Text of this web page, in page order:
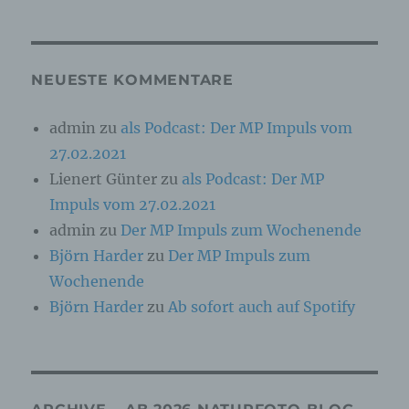
NEUESTE KOMMENTARE
admin zu als Podcast: Der MP Impuls vom
27.02.2021
Lienert Günter zu als Podcast: Der MP
Impuls vom 27.02.2021
admin zu Der MP Impuls zum Wochenende
Björn Harder zu Der MP Impuls zum
Wochenende
Björn Harder zuAb sofort auch auf Spotify
physischen, physiologischen, genetischen,
sozialen Identität dieser natürlichen Person
b) betroffene Person
Betroffene Person ist jede identifizierte oder
identifizierbare natürliche Person, deren
personenbezogene Daten von dem für die
Verarbeitung Verantwortlichen verarbeitet
werden.
c) Verarbeitung
automatisierter Verfahren ausgeführte Vorgang